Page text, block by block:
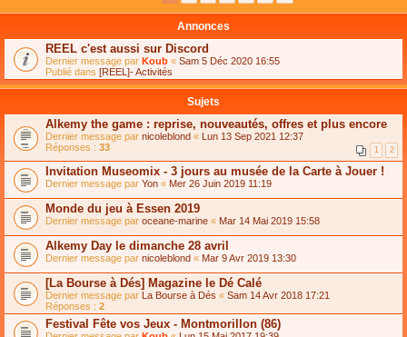
Annonces
REEL c'est aussi sur Discord
Dernier message par Koub « Sam 5 Déc 2020 16:55
Publié dans [REEL]- Activités
Sujets
Alkemy the game : reprise, nouveautés, offres et plus encore
Dernier message par nicoleblond « Lun 13 Sep 2021 12:37
Réponses : 33 1 2
Invitation Museomix - 3 jours au musée de la Carte à Jouer !
Dernier message par Yon « Mer 26 Juin 2019 11:19
Monde du jeu à Essen 2019
Dernier message par oceane-marine « Mar 14 Mai 2019 15:58
Alkemy Day le dimanche 28 avril
Dernier message par nicoleblond « Mar 9 Avr 2019 13:30
[La Bourse à Dés] Magazine le Dé Calé
Dernier message par La Bourse à Dés « Sam 14 Avr 2018 17:21
Réponses : 2
Festival Fête vos Jeux - Montmorillon (86)